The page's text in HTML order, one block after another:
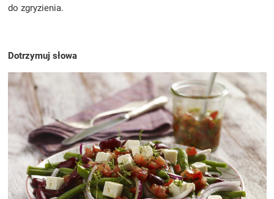
do zgryzienia.
Dotrzymuj słowa